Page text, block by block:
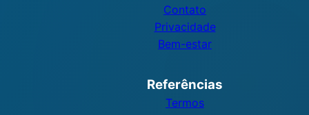
Contato
Privacidade
Bem-estar
Referências
Termos